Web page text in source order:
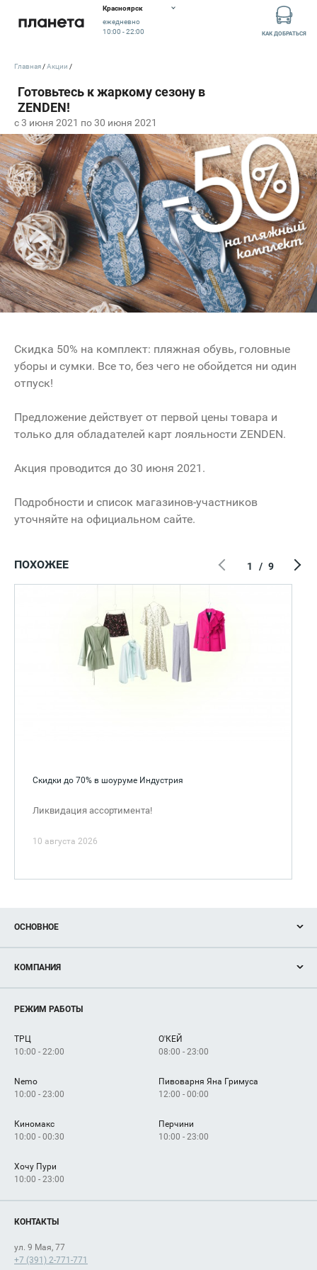
Красноярск
ежедневно
10:00 - 22:00
КАК ДОБРАТЬСЯ
c 3 июня 2021 по 30 июня 2021
Главная Акции
Скидка 50% на комплект: пляжная обувь, головные
уборы и сумки. Все то, без чего не обойдется ни один
отпуск!
Предложение действует от первой цены товара и
только для обладателей карт лояльности ZENDEN.
Акция проводится до 30 июня 2021.
Подробности и список магазинов-участников
уточняйте на официальном сайте.
ПОХОЖЕЕ
Скидки до 70% в шоуруме Индустрия
Ликвидация ассортимента!
10 августа 2026
1 / 9
ОСНОВНОЕ
Новости
Магазины
Услуги
КОМПАНИЯ
Рекламодателям
Как добраться
РЕЖИМ РАБОТЫ
ТРЦ
10:00 - 22:00
О'КЕЙ
08:00 - 23:00
Nemo
10:00 - 23:00
Пивоварня Яна Гримуса
12:00 - 00:00
Киномакс
10:00 - 00:30
Перчини
10:00 - 23:00
Хочу Пури
10:00 - 23:00
КОНТАКТЫ
ул. 9 Мая, 77
+7 (391) 2-771-771